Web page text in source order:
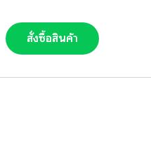
สั่งซื้อสินค้า